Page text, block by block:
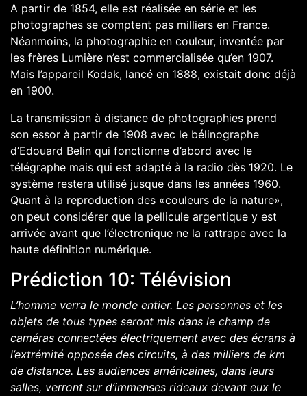
A partir de 1854, elle est réalisée en série et les
photographes se comptent pas milliers en France.
Néanmoins, la photographie en couleur, inventée par
les frères Lumière n’est commercialisée qu’en 1907.
Mais l’appareil Kodak, lancé en 1888, existait donc déjà
en 1900.
La transmission à distance de photographies prend
son essor à partir de 1908 avec le bélinographe
d’Edouard Belin qui fonctionne d’abord avec le
télégraphe mais qui est adapté à la radio dès 1920. Le
système restera utilisé jusque dans les années 1960.
Quant à la reproduction des «couleurs de la nature»,
on peut considérer que la pellicule argentique y est
arrivée avant que l’électronique ne la rattrape avec la
haute définition numérique.
Prédiction 10: Télévision
L’homme verra le monde entier. Les personnes et les
objets de tous types seront mis dans le champ de
caméras connectées électriquement avec des écrans à
l’extrémité opposée des circuits, à des milliers de km
de distance. Les audiences américaines, dans leurs
salles, verront sur d’immenses rideaux devant eux le